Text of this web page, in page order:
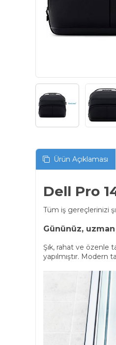
Ürün Açıklaması
Dell Pro
Tüm iş gereçlerinizi
Gününüz,
Şık, rahat ve özenle
yapılmıştır.